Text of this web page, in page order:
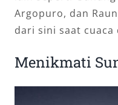
Argopuro, dan
dari sini saat cuaca
Menikmati